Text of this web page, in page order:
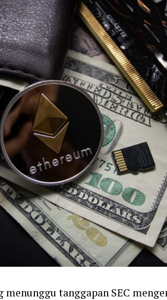
menunggu tanggapan SEC